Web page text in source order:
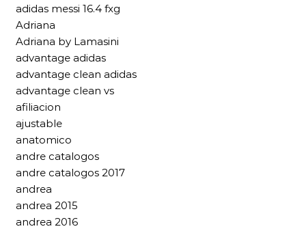
adidas messi 16.4 fxg
Adriana
Adriana by Lamasini
advantage adidas
advantage clean adidas
advantage clean vs
afiliacion
ajustable
anatomico
andre catalogos
andre catalogos 2017
andrea
andrea 2015
andrea 2016